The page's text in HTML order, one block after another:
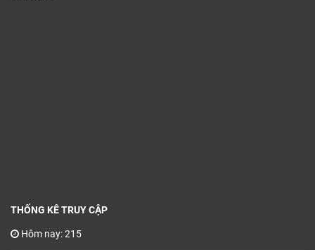
THỐNG KÊ TRUY CẬP
Hôm nay: 215